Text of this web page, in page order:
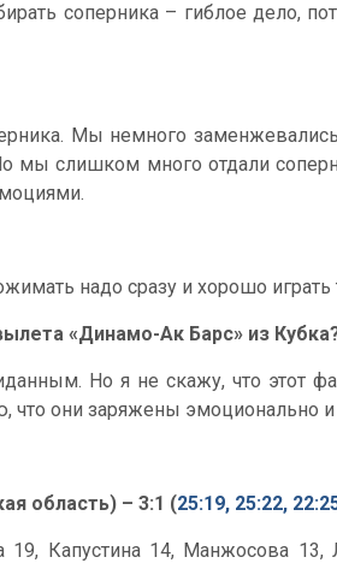
соперника – гиблое дело,
Мы немного
мы слишком много отдали
надо сразу и хорошо играть
«Динамо-Ак Барс» из
Но я не скажу, что этот
они заряжены эмоционально
область) – 3:1 (25:19, 25:22,
19, Капустина 14, Манжосова